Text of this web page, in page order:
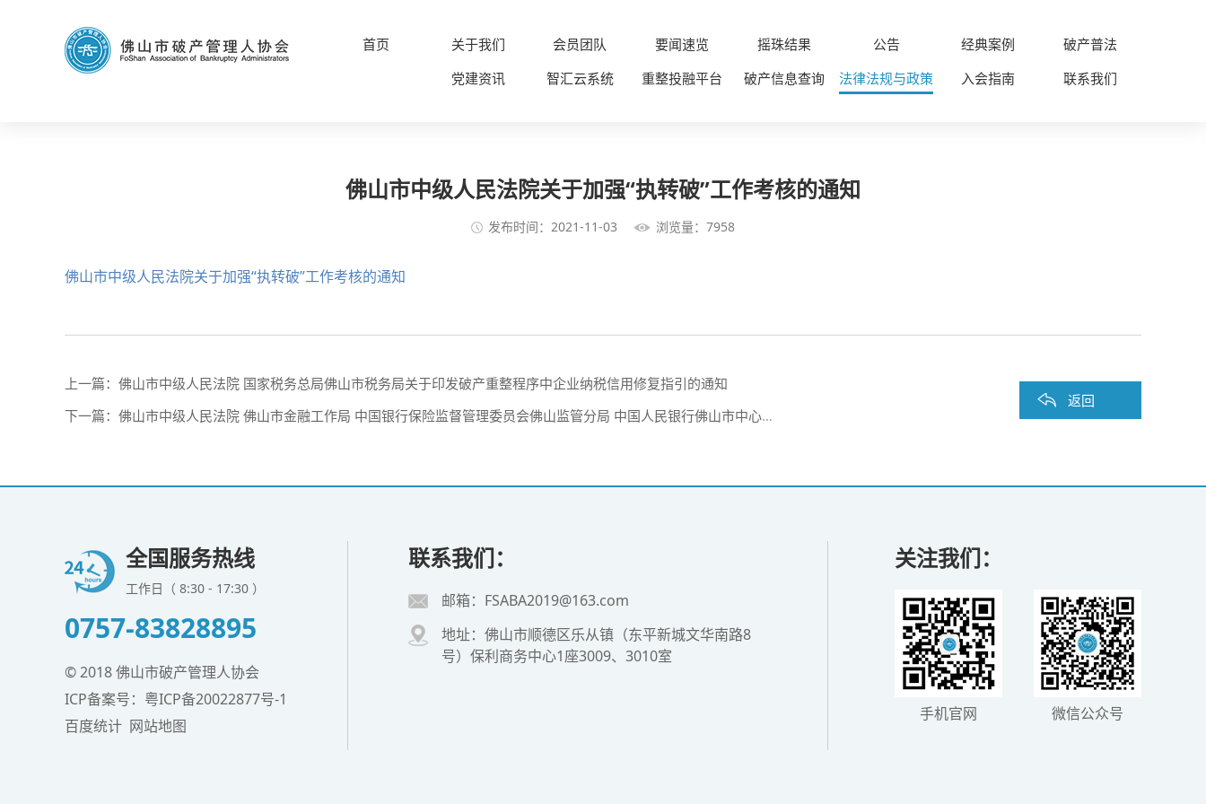
首页 关于我们 会员团队 要闻速览 摇珠结果 公告 经典案例
破产普法
党建资讯
智汇云系统 重整投融平台 破产信息查询 法律法规与政策 入会指南 联系我们
佛山市中级人民法院关于加强“执转破”工作考核的通知
发布时间：2021-11-03 浏览量：7958
佛山市中级人民法院关于加强“执转破”工作考核的通知
上一篇： 佛山市中级人民法院 国家税务总局佛山市税务局关于印发破产重整程序中企业纳税信用修复指引的通知
下一篇： 佛山市中级人民法院 佛山市金融工作局 中国银行保险监督管理委员会佛山监管分局 中国人民银行佛山市中心支行关于开展破产程序中融资工作的备忘录
返回
全国服务热线
工作日（ 8:30 - 17:30 ）
0757-83828895
© 2018 佛山市破产管理人协会
ICP备案号： 粤ICP备20022877号-1
百度统计 网站地图
联系我们：
邮箱：FSABA2019@163.com
地址：佛山市顺德区乐从镇（东平新城文华南路8
号）保利商务中心1座3009、3010室
关注我们：
手机官网 微信公众号